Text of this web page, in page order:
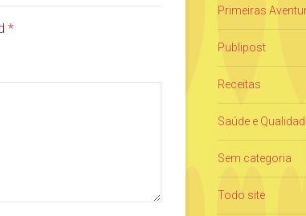
*
Primeiras
Publipost
Receitas
Saúde e
Sem categoria
Todo site